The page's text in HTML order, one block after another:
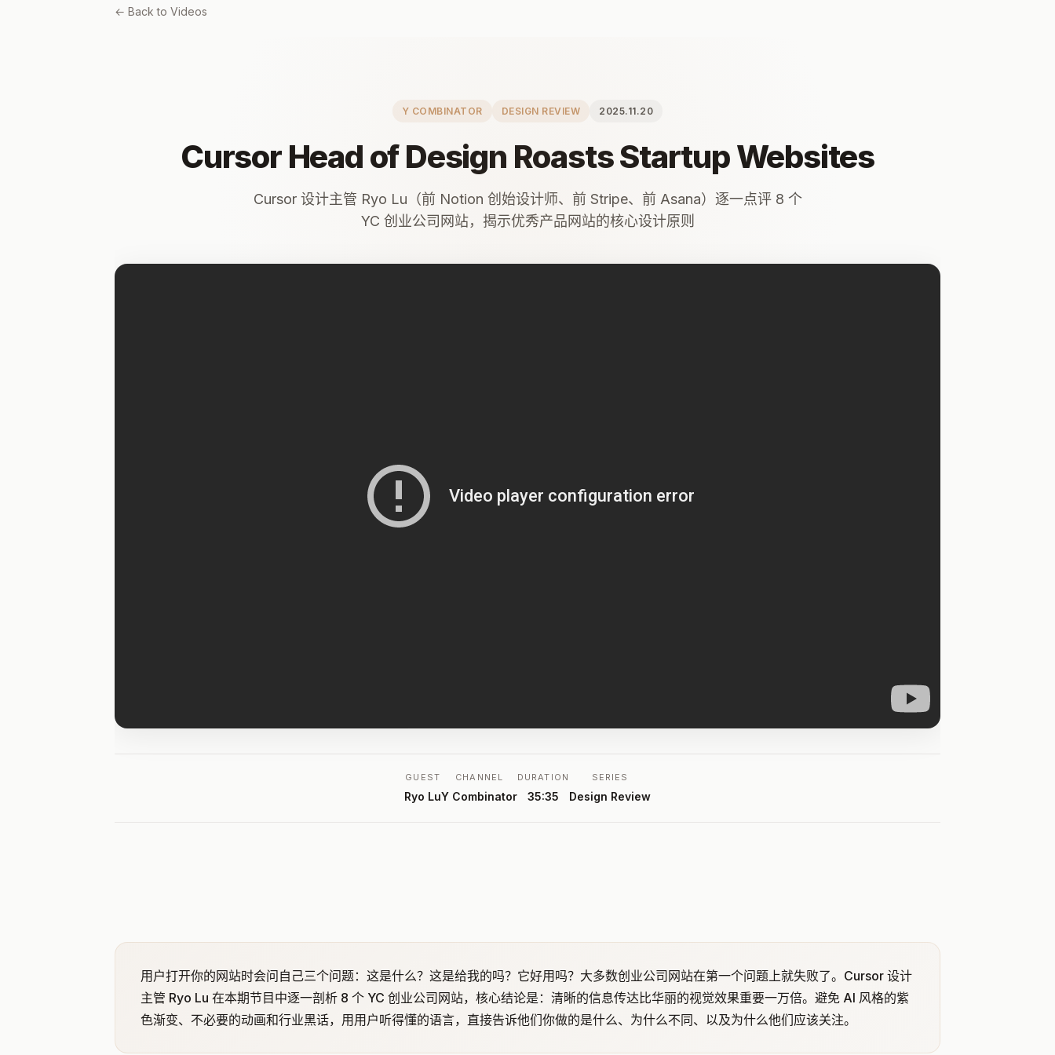
← Back to Videos
Y COMBINATOR DESIGN REVIEW 2025.11.20
Cursor Head of Design Roasts Startup Websites
Cursor 设计主管 Ryo Lu（前 Notion 创始设计师、前 Stripe、前 Asana）逐一点评 8 个
YC 创业公司网站，揭示优秀产品网站的核心设计原则
GUEST
Ryo Lu
CHANNEL
Y Combinator
DURATION
35:35
SERIES
Design Review
用户打开你的网站时会问自己三个问题：这是什么？这是给我的吗？它好用吗？大多数创业公司网站在第一个问题上就失败了。Cursor 设计
主管 Ryo Lu 在本期节目中逐一剖析 8 个 YC 创业公司网站，核心结论是：清晰的信息传达比华丽的视觉效果重要一万倍。避免 AI 风格的紫
色渐变、不必要的动画和行业黑话，用用户听得懂的语言，直接告诉他们你做的是什么、为什么不同、以及为什么他们应该关注。